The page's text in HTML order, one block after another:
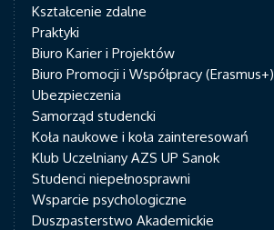
Kształcenie zdalne
Praktyki
Biuro Karier i Projektów
Biuro Promocji i Współpracy (Erasmus+)
Ubezpieczenia
Samorząd studencki
Koła naukowe i koła zainteresowań
Klub Uczelniany AZS UP Sanok
Studenci niepełnosprawni
Wsparcie psychologiczne
Duszpasterstwo Akademickie